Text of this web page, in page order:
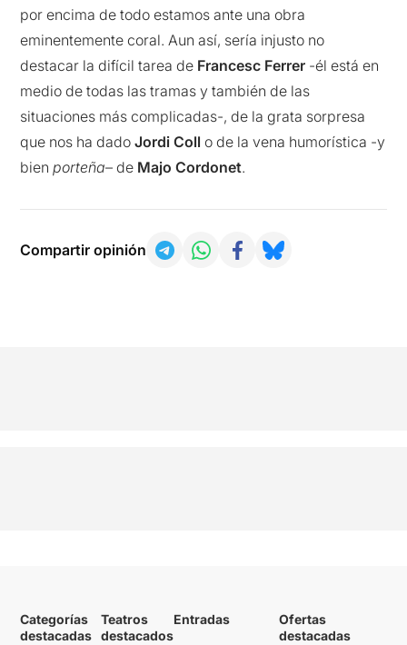
por encima de todo estamos ante una obra
eminentemente coral. Aun así, sería injusto no
destacar la difícil tarea de Francesc Ferrer -él está en
medio de todas las tramas y también de las
situaciones más complicadas-, de la grata sorpresa
que nos ha dadoJordi Coll o de la vena humorística -y
bienporteña– de Majo Cordonet.
Compartir opinión
Categorías
destacadas
Teatros
destacados
Entradas
Ofertas
destacadas